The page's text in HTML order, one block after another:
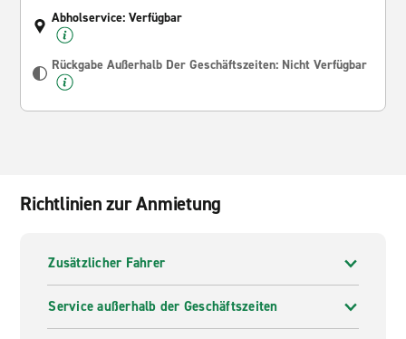
Abholservice: Verfügbar
Rückgabe Außerhalb Der Geschäftszeiten: Nicht Verfügbar
Richtlinien zur Anmietung
Zusätzlicher Fahrer
Service außerhalb der Geschäftszeiten